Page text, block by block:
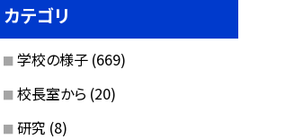
カテゴリ
学校の様子 (669)
校長室から (20)
研究 (8)